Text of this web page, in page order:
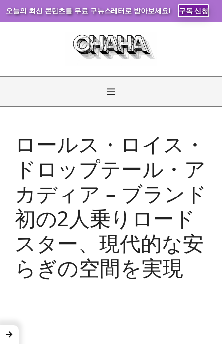
오늘의 최신 콘텐츠를 무료 구뉴스레터로 받아보세요! 구독 신청
ツ
メ
ロールス・ロイス・
ドロップテール・ア
カディア – ブランド
初の2人乗りロード
スター、現代的な安
らぎの空間を実現
→